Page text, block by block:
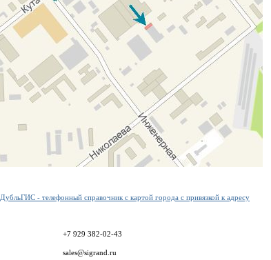
ДубльГИС - телефонный справочник с картой города с привязкой к адресу
+7 929 382-02-43
sales@sigrand.ru